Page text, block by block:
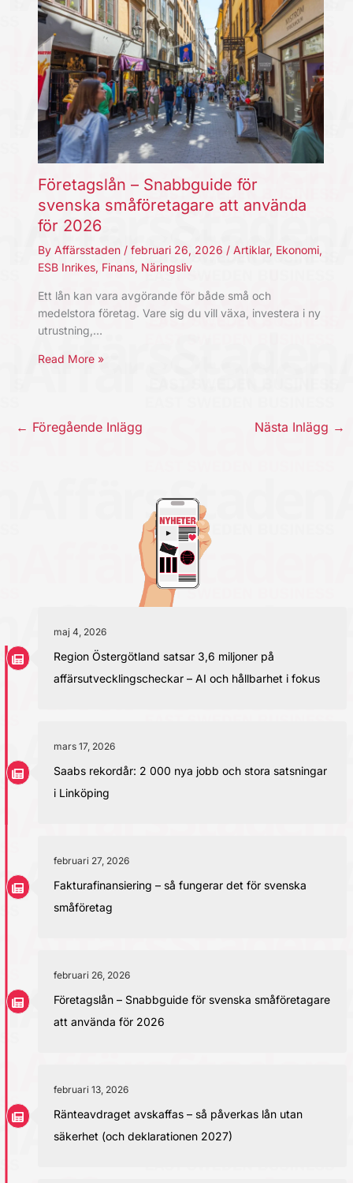
Företagslån – Snabbguide för
svenska småföretagare att använda
för 2026
By Affärsstaden / februari 26, 2026 / Artiklar, Ekonomi,
ESB Inrikes, Finans, Näringsliv
Ett lån kan vara avgörande för både små och
medelstora företag. Vare sig du vill växa, investera i ny
utrustning,…
Read More »
← Föregående Inlägg Nästa Inlägg →
maj 4, 2026
Region Östergötland satsar 3,6 miljoner på
affärsutvecklingscheckar – AI och hållbarhet i fokus
mars 17, 2026
Saabs rekordår: 2 000 nya jobb och stora satsningar
i Linköping
februari 27, 2026
Fakturafinansiering – så fungerar det för svenska
småföretag
februari 26, 2026
Företagslån – Snabbguide för svenska småföretagare
att använda för 2026
februari 13, 2026
Ränteavdraget avskaffas – så påverkas lån utan
säkerhet (och deklarationen 2027)